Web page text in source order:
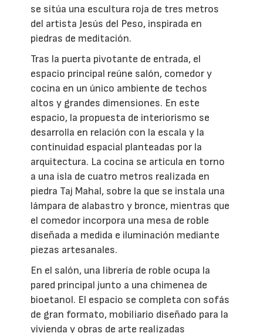
se sitúa una escultura roja de tres metros
del artista Jesús del Peso, inspirada en
piedras de meditación.
Tras la puerta pivotante de entrada, el
espacio principal reúne salón, comedor y
cocina en un único ambiente de techos
altos y grandes dimensiones. En este
espacio, la propuesta de interiorismo se
desarrolla en relación con la escala y la
continuidad espacial planteadas por la
arquitectura. La cocina se articula en torno
a una isla de cuatro metros realizada en
piedra Taj Mahal, sobre la que se instala una
lámpara de alabastro y bronce, mientras que
el comedor incorpora una mesa de roble
diseñada a medida e iluminación mediante
piezas artesanales.
En el salón, una librería de roble ocupa la
pared principal junto a una chimenea de
bioetanol. El espacio se completa con sofás
de gran formato, mobiliario diseñado para la
vivienda y obras de arte realizadas